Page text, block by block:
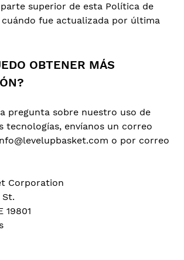
superior de esta Política de
cuándo fue actualizada por última
OBTENER MÁS
pregunta sobre nuestro uso de
tecnologías, envíanos un correo
o por correo
Corporation
St.
19801